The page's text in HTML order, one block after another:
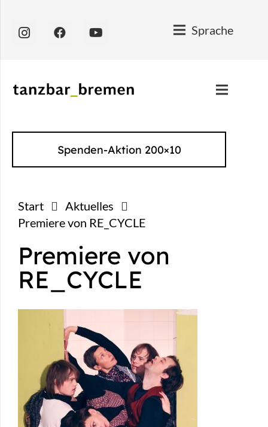
Sprache
Spenden-Aktion 200×10
Start
Aktuelles
Premiere von RE_CYCLE
Premiere von
RE_CYCLE